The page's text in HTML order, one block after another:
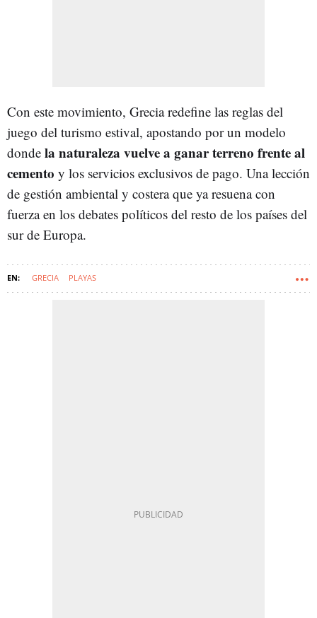
Con este movimiento, Grecia redefine las reglas del
juego del turismo estival, apostando por un modelo
donde la naturaleza vuelve a ganar terreno frente al
cemento y los servicios exclusivos de pago. Una lección
de gestión ambiental y costera que ya resuena con
fuerza en los debates políticos del resto de los países del
sur de Europa.
GRECIA PLAYAS